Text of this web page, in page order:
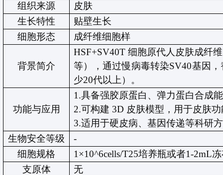
组织来源
皮肤
生长特性
贴壁生长
细胞形态
成纤维细胞样
背景简介
HSF+SV40T细胞原代人皮肤成纤
等）
，通过慢病毒转染SV40基因
少20代以上）。
功能与应用
1.具备强胶原蛋白、弹力蛋白合成
2.可构建 3D 皮肤模型，用于皮肤
3.适用于硬皮病、基因传递等科研
生物安全等级
-
细胞规格
1×10^6cells/T25培养瓶或者1-2mL
支原体
无